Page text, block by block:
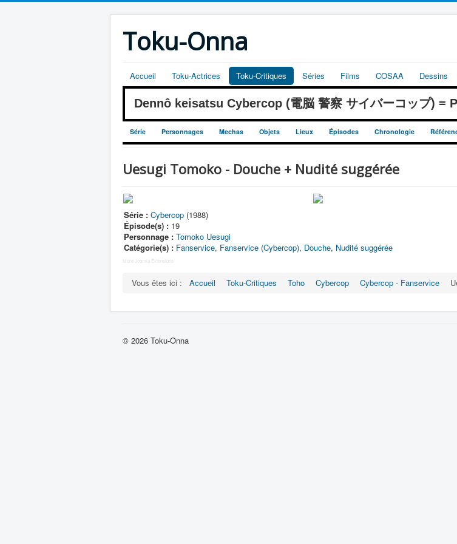
Toku-Onna
Accueil Toku-Actrices Toku-Critiques Séries Films COSAA Dessins
Dennô keisatsu Cybercop (電脳 警察 サイバーコップ)
Série Personnages Mechas Objets Lieux Épisodes Chronologie
Uesugi Tomoko - Douche + Nudité suggérée
Série : Cybercop (1988)
Épisode(s) : 19
Personnage : Tomoko Uesugi
Catégorie(s) : Fanservice, Fanservice (Cybercop), Douche, Nudité suggérée
More Joomla Extensions
Vous êtes ici : Accueil Toku-Critiques Toho Cybercop Cybercop - Fanservice
© 2026 Toku-Onna